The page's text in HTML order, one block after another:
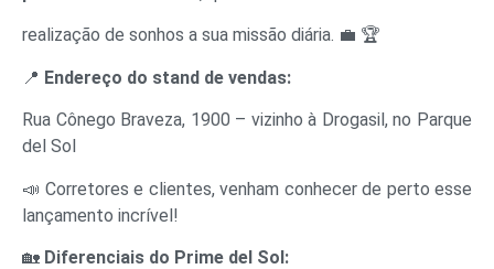
realização de sonhos a sua missão diária. 💼 🏆
📍 Endereço do stand de vendas:
Rua Cônego Braveza, 1900 – vizinho à Drogasil, no Parque
del Sol
📣 Corretores e clientes, venham conhecer de perto esse
lançamento incrível!
🏡 Diferenciais do Prime del Sol: